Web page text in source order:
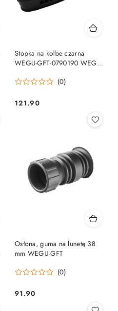
Stopka na kolbe czarna
WEGU-GFT-0790190 WEGU-
(0)
Cena:
121.90
Osłona, guma na lunetę 38
mm WEGU-GFT
(0)
Cena:
91.90